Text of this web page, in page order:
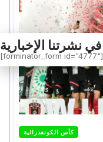
كأس الكونفدرالية
[forminator_form id="4777"]